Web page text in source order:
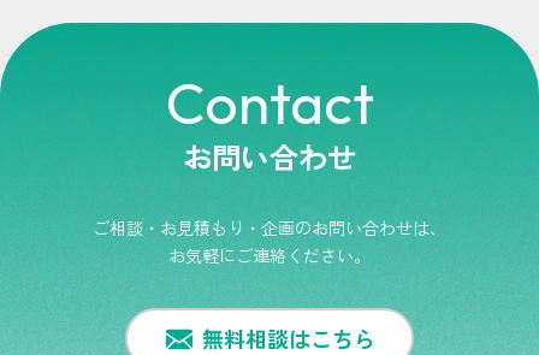
Contact
お問い合わせ
ご相談・お見積もり・企画のお問い合わせは、
お気軽にご連絡ください。
無料相談はこちら